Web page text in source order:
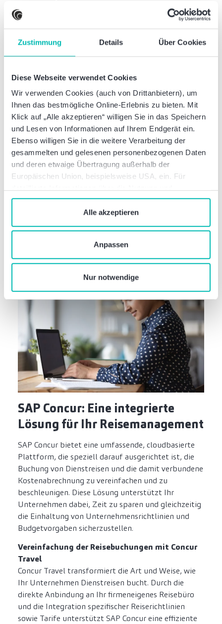
Zustimmung Details Über Cookies
Diese Webseite verwendet Cookies
Wir verwenden Cookies (auch von Drittanbietern), um
Ihnen das bestmögliche Online-Erlebnis zu bieten. Mit
Klick auf „Alle akzeptieren“ willigen Sie in das Speichern
und Lesen von Informationen auf Ihrem Endgerät ein.
Ebenso willigen Sie in die weitere Verarbeitung der
gesammelten und gelesenen personenbezogenen Daten
und deren etwaige Übertragung außerhalb der
Europäischen Union, beispielsweise USA, ein. Für
Verwaltung von Cookies klicken Sie auf „Details“. Mit
dem Klick auf „Cookies verbieten“ lehnen Sie die
Verwendung von zustimmungspflichtigen Cookies ab. Sie
, wenn Sie unsere Webseite
nutzen.
Alle akzeptieren
Anpassen
Nur notwendige
Spesenabrechnungen ist oft mit einem hohen
Verwaltungsaufwand, mangelnder Transparenz und
steuerlichen Risiken verbunden. Optimierungen in
diesem Bereich bieten erhebliches Potenzial, um Ihre
Geschäftsprozesse zu vereinfachen und effizienter
den Austausch zwischen allen Stakeholdern wie
Reisenden, Vorgesetzten, Reisebüros und der
Finanzbuchhaltung zu optimieren. Ebenso wichtig
ist die Integration verschiedener Systeme, um einen
reibungslosen Ablauf zu gewährleisten. Ein
effektives Reisemanagement erfordert daher
innovative Lösungen, die einen nahtlosen
Informationsfluss und eine effiziente
Datenverarbeitung ermöglichen.
SAP Concur: Eine integrierte
Lösung für Ihr Reisemanagement
SAP Concur bietet eine umfassende, cloudbasierte
Plattform, die speziell darauf ausgerichtet ist, die
Buchung von Dienstreisen und die damit verbundene
Kostenabrechnung zu vereinfachen und zu
beschleunigen. Diese Lösung unterstützt Ihr
Unternehmen dabei, Zeit zu sparen und gleichzeitig
die Einhaltung von Unternehmensrichtlinien und
Budgetvorgaben sicherzustellen.
Vereinfachung der Reisebuchungen mit Concur
Travel
Concur Travel transformiert die Art und Weise, wie
Ihr Unternehmen Dienstreisen bucht. Durch die
direkte Anbindung an Ihr firmeneigenes Reisebüro
und die Integration spezifischer Reiserichtlinien
sowie Tarife unterstützt SAP Concur eine effiziente